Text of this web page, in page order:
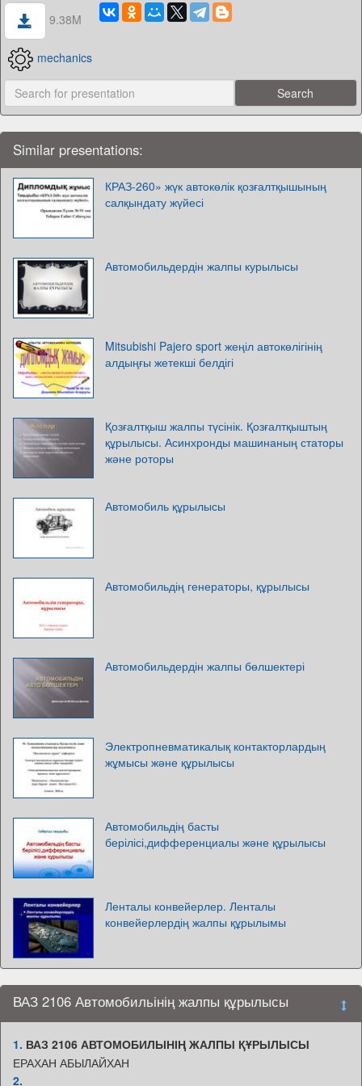
9.38M
mechanics
Similar presentations:
КРАЗ-260» жүк автокөлік қозғалтқышының
салқындату жүйесі
Автомобильдердін жалпы курылысы
Mitsubishi Pajero sport жеңіл автокөлігінің
алдыңғы жетекші белдігі
Қозғалтқыш жалпы түсінік. Қозғалтқыштың
құрылысы. Асинхронды машинаның статоры
және роторы
Автомобиль құрылысы
Автомобильдің генераторы, құрылысы
Автомобильдердін жалпы бөлшектері
Электропневматикалық контакторлардың
жұмысы және құрылысы
Автомобильдің басты
берілісі,дифференциалы және құрылысы
Ленталы конвейерлер. Ленталы
конвейерлердің жалпы құрылымы
ВАЗ 2106 Автомобильінің жалпы құрылысы
1. ВАЗ 2106 АВТОМОБИЛЬІНІҢ ЖАЛПЫ ҚҰРЫЛЫСЫ
ЕРАХАН АБЫЛАЙХАН
2.